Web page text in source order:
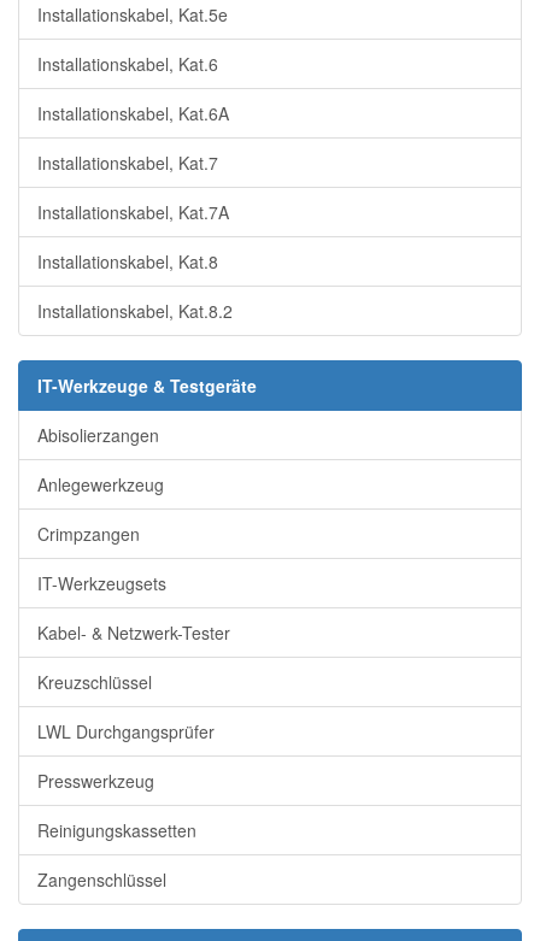
Installationskabel, Kat.5e
Installationskabel, Kat.6
Installationskabel, Kat.6A
Installationskabel, Kat.7
Installationskabel, Kat.7A
Installationskabel, Kat.8
Installationskabel, Kat.8.2
IT-Werkzeuge & Testgeräte
Abisolierzangen
Anlegewerkzeug
Crimpzangen
IT-Werkzeugsets
Kabel- & Netzwerk-Tester
Kreuzschlüssel
LWL Durchgangsprüfer
Presswerkzeug
Reinigungskassetten
Zangenschlüssel